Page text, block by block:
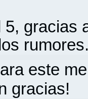
5, gracias
este
gracias!